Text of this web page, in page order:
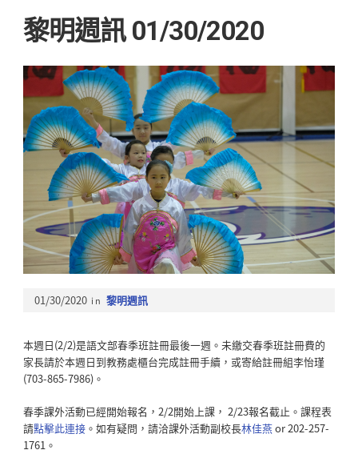
黎明週訊 01/30/2020
01/30/2020 in 黎明週訊
本週日(2/2)是語文部春季班註冊最後一週。未繳交春季班註冊費的
家長請於本週日到教務處櫃台完成註冊手續，或寄給註冊組李怡瑾
(703-865-7986)。
春季課外活動已經開始報名，2/2開始上課， 2/23報名截止。課程表
請點擊此連接。如有疑問，請洽課外活動副校長林佳燕or 202-257-
1761。